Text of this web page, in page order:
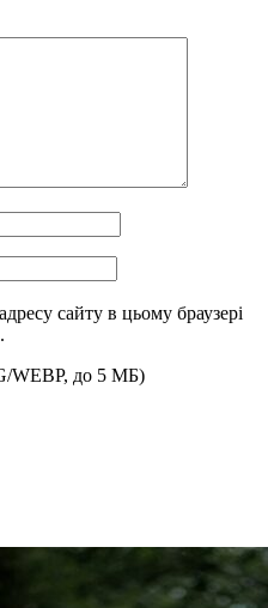
сайту в цьому браузері
WEBP, до 5 МБ)